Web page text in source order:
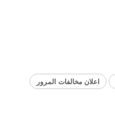
اعلان مخالفات المرور